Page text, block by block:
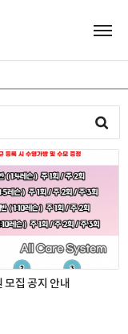
모집 공지 안내